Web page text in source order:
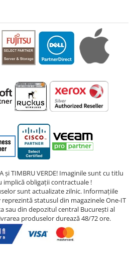
și TIMBRU VERDE! Imaginile sunt cu titlu
implică obligații contractuale !
sunt actualizate zilnic. Informațiile
reprezintă statusul din magazinele One-IT
sau din depozitul central București al
produselor durează 48/72 ore.